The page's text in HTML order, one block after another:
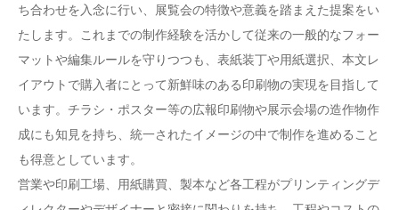
ち合わせを入念に行い、展覧会の特徴や意義を踏まえた提案をい
たします。これまでの制作経験を活かして従来の一般的なフォー
マットや編集ルールを守りつつも、表紙装丁や用紙選択、本文レ
イアウトで購入者にとって新鮮味のある印刷物の実現を目指して
います。チラシ・ポスター等の広報印刷物や展示会場の造作物作
成にも知見を持ち、統一されたイメージの中で制作を進めること
も得意としています。
営業や印刷工場、用紙購買、製本など各工程がプリンティングデ